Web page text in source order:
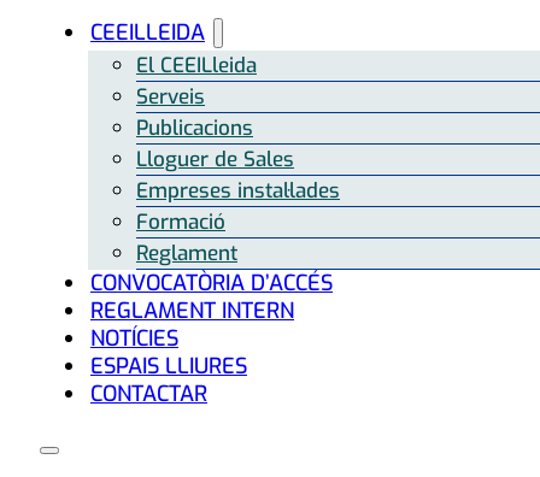
CEEILLEIDA
El CEEILleida
Serveis
Publicacions
Lloguer de Sales
Empreses instal·lades
Formació
Reglament
CONVOCATÒRIA D’ACCÉS
REGLAMENT INTERN
NOTÍCIES
ESPAIS LLIURES
CONTACTAR